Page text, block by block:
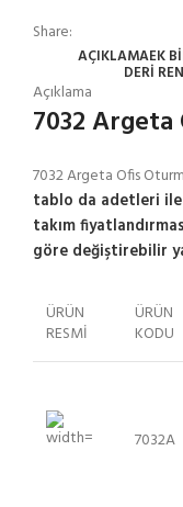
Share:
AÇIKLAMAEK
DERI
Açıklama
7032
7032 Argeta Ofis
tablo da adetleri
takım
göre değiştirebilir
ÜRÜN
RESMİ
ÜRÜN
KODU
7032A